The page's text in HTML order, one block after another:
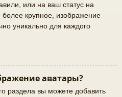
или на ваш статус на
крупное, изображение
уникально для каждого
аватары?
раздела вы можете добавить